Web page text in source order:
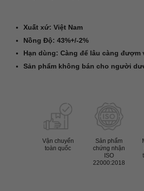
Xuất xứ: Việt Nam
Nồng Độ: 43%+/-2%
Hạn dùng: Càng để lâu càng đượm
Sản phẩm không bán cho người
Vận chuyển
toàn quốc
Sản phẩm
chứng nhận
ISO
22000:2018